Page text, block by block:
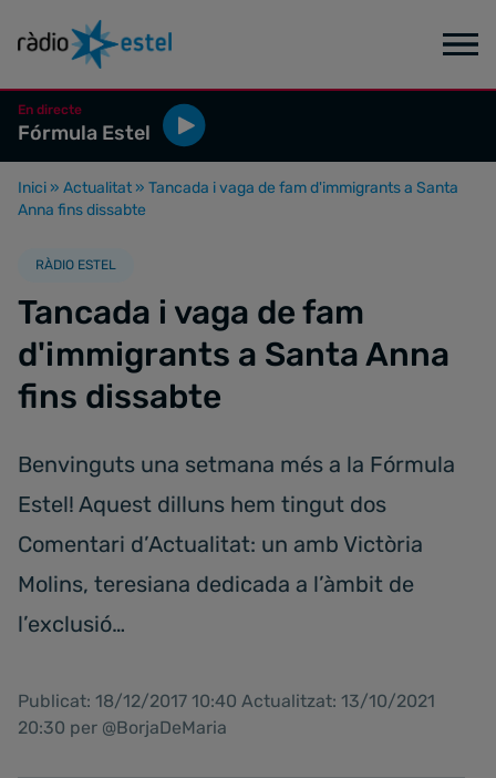
En directe
Fórmula Estel
Inici » Actualitat » Tancada i vaga de fam d'immigrants a Santa
Anna fins dissabte
RÀDIO ESTEL
Tancada i vaga de fam
d'immigrants a Santa Anna
fins dissabte
Benvinguts una setmana més a la Fórmula
Estel! Aquest dilluns hem tingut dos
Comentari d’Actualitat: un amb Victòria
Molins, teresiana dedicada a l’àmbit de
l’exclusió…
Publicat: 18/12/2017 10:40 Actualitzat: 13/10/2021
20:30 per @BorjaDeMaria